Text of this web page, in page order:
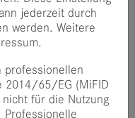
jederzeit durch
werden. Weitere
professionellen
2014/65/EG (MiFID
für die Nutzung
Professionelle